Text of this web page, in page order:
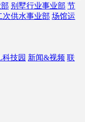
别墅行业事业部 节
次供水事业部 场馆运
科技园 新闻&视频 联